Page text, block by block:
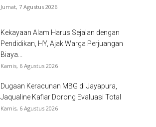
Jumat, 7 Agustus 2026
Kekayaan Alam Harus Sejalan dengan
Pendidikan, HY, Ajak Warga Perjuangan
Biaya...
Kamis, 6 Agustus 2026
Dugaan Keracunan MBG di Jayapura,
Jaqualine Kafiar Dorong Evaluasi Total
Kamis, 6 Agustus 2026